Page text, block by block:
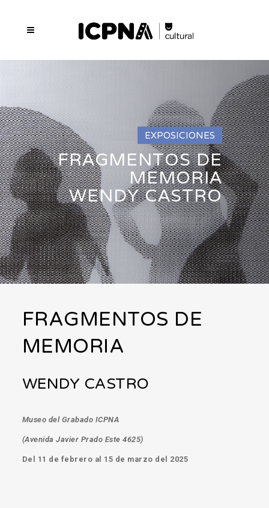
EXPOSICIONES
FRAGMENTOS DE
MEMORIA
WENDY CASTRO
FRAGMENTOS DE
MEMORIA
WENDY CASTRO
Museo del Grabado ICPNA
(Avenida Javier Prado Este 4625)
Del 11 de febrero al 15 de marzo del 2025